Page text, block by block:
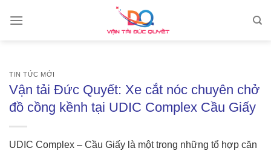
TIN TỨC MỚI
Vận tải Đức Quyết: Xe cắt nóc chuyên chở
đồ cồng kềnh tại UDIC Complex Cầu Giấy
UDIC Complex – Cầu Giấy là một trong những tổ hợp căn